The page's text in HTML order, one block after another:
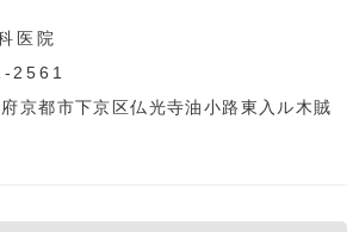
医院
2561
京都市下京区仏光寺油小路東入ル木賊